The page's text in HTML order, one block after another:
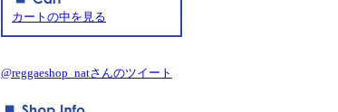
カートの中を見る
@reggaeshop_natさんのツイート